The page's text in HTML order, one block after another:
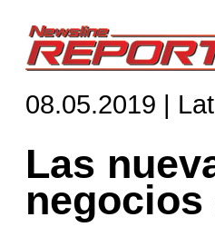
08.05.2019 |
Las